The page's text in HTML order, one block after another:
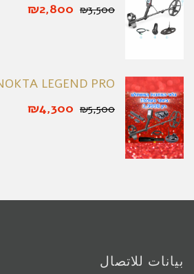
₪3,500
₪2,800
LEGEND PRO
₪5,500
₪4,300
بيانات للاتصال